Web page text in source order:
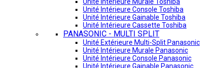
Unité Intérieure Console Toshiba
Unité Intérieure Gainable Toshiba
Unité Intérieure Cassette Toshiba
PANASONIC - MULTI SPLIT
Unité Extérieure Multi-Split Panasonic
Unité Intérieure Murale Panasonic
Unité Intérieure Console Panasonic
Unité Intérieure Gainable Panasonic